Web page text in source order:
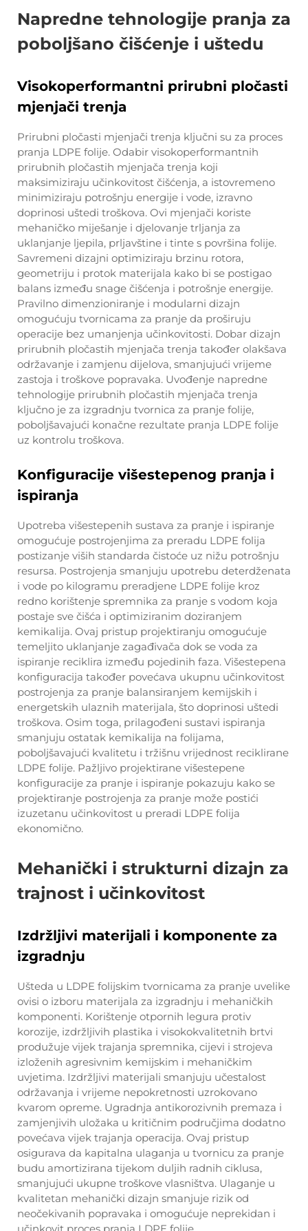
Napredne tehnologije pranja za
poboljšano čišćenje i uštedu
Visokoperformantni prirubni pločasti
mjenjači trenja
Prirubni pločasti mjenjači trenja ključni su za proces
pranja LDPE folije. Odabir visokoperformantnih
prirubnih pločastih mjenjača trenja koji
maksimiziraju učinkovitost čišćenja, a istovremeno
minimiziraju potrošnju energije i vode, izravno
doprinosi uštedi troškova. Ovi mjenjači koriste
mehaničko miješanje i djelovanje trljanja za
uklanjanje ljepila, prljavštine i tinte s površina folije.
Savremeni dizajni optimiziraju brzinu rotora,
geometriju i protok materijala kako bi se postigao
balans između snage čišćenja i potrošnje energije.
Pravilno dimenzioniranje i modularni dizajn
omogućuju tvornicama za pranje da proširuju
operacije bez umanjenja učinkovitosti. Dobar dizajn
prirubnih pločastih mjenjača trenja također olakšava
održavanje i zamjenu dijelova, smanjujući vrijeme
zastoja i troškove popravaka. Uvođenje napredne
tehnologije prirubnih pločastih mjenjača trenja
ključno je za izgradnju tvornica za pranje folije,
poboljšavajući konačne rezultate pranja LDPE folije
uz kontrolu troškova.
Konfiguracije višestepenog pranja i
ispiranja
Upotreba višestepenih sustava za pranje i ispiranje
omogućuje postrojenjima za preradu LDPE folija
postizanje viših standarda čistoće uz nižu potrošnju
resursa. Postrojenja smanjuju upotrebu deterdženata
i vode po kilogramu preradjene LDPE folije kroz
redno korištenje spremnika za pranje s vodom koja
postaje sve čišća i optimiziranim doziranjem
kemikalija. Ovaj pristup projektiranju omogućuje
temeljito uklanjanje zagađivača dok se voda za
ispiranje reciklira između pojedinih faza. Višestepena
konfiguracija također povećava ukupnu učinkovitost
postrojenja za pranje balansiranjem kemijskih i
energetskih ulaznih materijala, što doprinosi uštedi
troškova. Osim toga, prilagođeni sustavi ispiranja
smanjuju ostatak kemikalija na folijama,
poboljšavajući kvalitetu i tržišnu vrijednost reciklirane
LDPE folije. Pažljivo projektirane višestepene
konfiguracije za pranje i ispiranje pokazuju kako se
projektiranje postrojenja za pranje može postići
izuzetanu učinkovitost u preradi LDPE folija
ekonomično.
Mehanički i strukturni dizajn za
trajnost i učinkovitost
Izdržljivi materijali i komponente za
izgradnju
Ušteda u LDPE folijskim tvornicama za pranje uvelike
ovisi o izboru materijala za izgradnju i mehaničkih
komponenti. Korištenje otpornih legura protiv
korozije, izdržljivih plastika i visokokvalitetnih brtvi
produžuje vijek trajanja spremnika, cijevi i strojeva
izloženih agresivnim kemijskim i mehaničkim
uvjetima. Izdržljivi materijali smanjuju učestalost
održavanja i vrijeme nepokretnosti uzrokovano
kvarom opreme. Ugradnja antikorozivnih premaza i
zamjenjivih uložaka u kritičnim područjima dodatno
povećava vijek trajanja operacija. Ovaj pristup
osigurava da kapitalna ulaganja u tvornicu za pranje
budu amortizirana tijekom duljih radnih ciklusa,
smanjujući ukupne troškove vlasništva. Ulaganje u
kvalitetan mehanički dizajn smanjuje rizik od
neočekivanih popravaka i omogućuje neprekidan i